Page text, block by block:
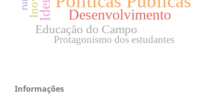
Desenvolvimento
Educação do Campo
Protagonismo dos estudantes
Informações